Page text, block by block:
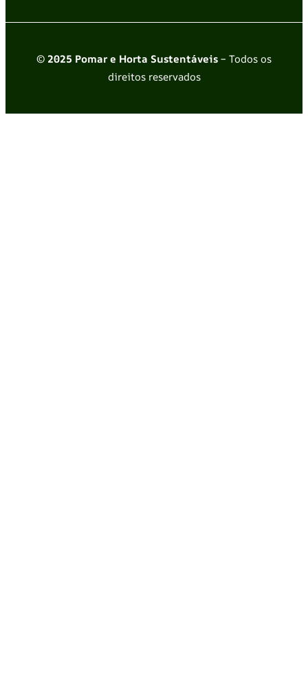
© 2025 Pomar e Horta Sustentáveis– Todos os
direitos reservados